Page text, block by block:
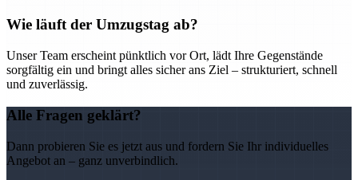
Wie läuft der Umzugstag ab?
Unser Team erscheint pünktlich vor Ort, lädt Ihre Gegenstände
sorgfältig ein und bringt alles sicher ans Ziel – strukturiert, schnell
und zuverlässig.
Alle Fragen geklärt?
Dann probieren Sie es jetzt aus und fordern Sie Ihr individuelles
Angebot an – ganz unverbindlich.